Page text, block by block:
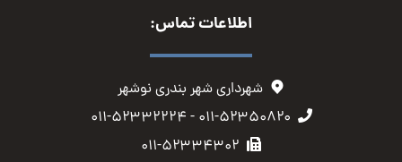
اطلاعات تماس:
شهرداری شهر بندری نوشهر
۰۱۱-۵۲۳۵۰۸۲۰ - ۰۱۱-۵۲۳۳۲۲۲۴
۰۱۱-۵۲۳۳۴۳۰۲